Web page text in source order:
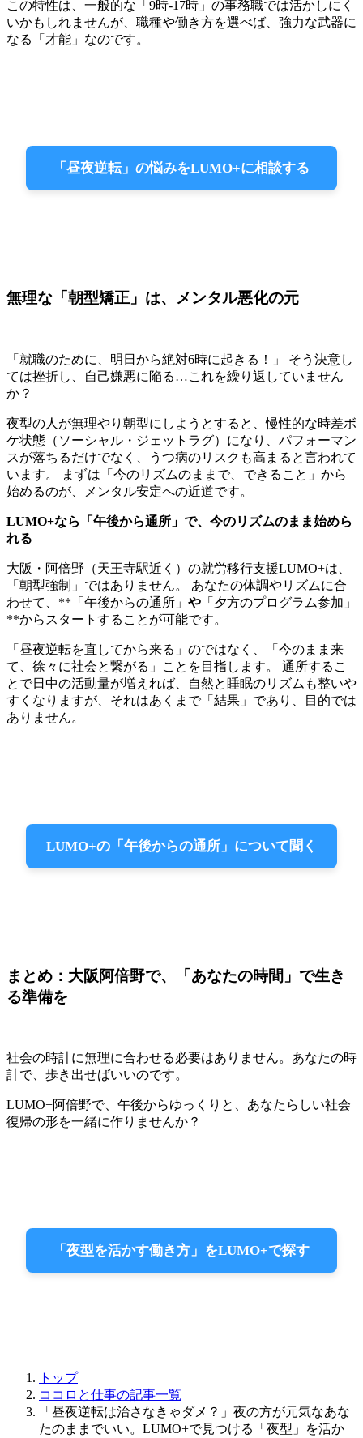
この特性は、一般的な「9時-17時」の事務職では活かしにく
いかもしれませんが、職種や働き方を選べば、強力な武器に
なる「才能」なのです。
「昼夜逆転」の悩みをLUMO+に相談する
無理な「朝型矯正」は、メンタル悪化の元
「就職のために、明日から絶対6時に起きる！」 そう決意し
ては挫折し、自己嫌悪に陥る…これを繰り返していません
か？
夜型の人が無理やり朝型にしようとすると、慢性的な時差ボ
ケ状態（ソーシャル・ジェットラグ）になり、パフォーマン
スが落ちるだけでなく、うつ病のリスクも高まると言われて
います。 まずは「今のリズムのままで、できること」から
始めるのが、メンタル安定への近道です。
LUMO+なら「午後から通所」で、今のリズムのまま始めら
れる
大阪・阿倍野（天王寺駅近く）の就労移行支援LUMO+は、
「朝型強制」ではありません。 あなたの体調やリズムに合
わせて、**「午後からの通所」 や 「夕方のプログラム参加」
**からスタートすることが可能です。
「昼夜逆転を直してから来る」のではなく、「今のまま来
て、徐々に社会と繋がる」ことを目指します。 通所するこ
とで日中の活動量が増えれば、自然と睡眠のリズムも整いや
すくなりますが、それはあくまで「結果」であり、目的では
ありません。
LUMO+の「午後からの通所」について聞く
まとめ：大阪阿倍野で、「あなたの時間」で生き
る準備を
社会の時計に無理に合わせる必要はありません。あなたの時
計で、歩き出せばいいのです。
LUMO+阿倍野で、午後からゆっくりと、あなたらしい社会
復帰の形を一緒に作りませんか？
「夜型を活かす働き方」をLUMO+で探す
トップ
ココロと仕事の記事一覧
「昼夜逆転は治さなきゃダメ？」夜の方が元気なあな
たのままでいい。LUMO+で見つける「夜型」を活か